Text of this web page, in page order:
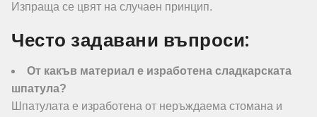
Изпраща се цвят на случаен принцип.
Често задавани въпроси:
От какъв материал е изработена сладкарската
шпатула?
Шпатулата е изработена от неръждаема стомана и